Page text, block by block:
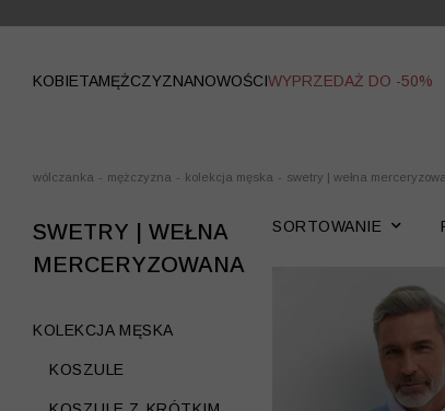
KOBIETAMĘŻCZYZNANOWOŚCIWYPRZEDAŻ DO -50%
wólczanka - mężczyzna - kolekcja męska - swetry | wełna
SWETRY | WEŁNA
MERCERYZOWANA
KOLEKCJA MĘSKA
KOSZULE
SORTOWANIE